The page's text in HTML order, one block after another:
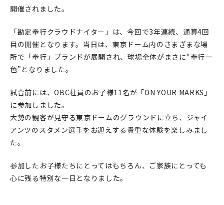
開催されました。
「勘定奉行クラウドナイター」は、今回で3年連続、通算4回
目の開催となります。当日は、東京ドーム内のさまざまな場
所で「奉行」ブランドが展開され、球場全体がまさに“奉行一
色”となりました。
試合前には、OBC社員のお子様11名が「ON YOUR MARKS」
に参加しました。
大勢の観客が見守る東京ドームのグラウンドに立ち、ジャイ
アンツのスタメン選手をお迎えする貴重な体験を楽しみまし
た。
参加したお子様たちにとってはもちろん、ご家族にとっても
心に残る特別な一日となりました。